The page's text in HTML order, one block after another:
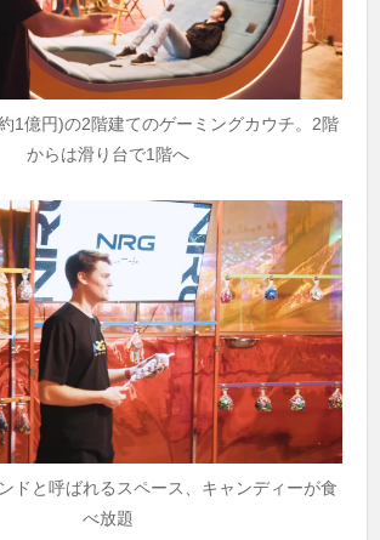
1億円)の2階建てのゲーミングカウチ。2階
からは滑り台で1階へ
ドと呼ばれるスペース、キャンディーが食
べ放題